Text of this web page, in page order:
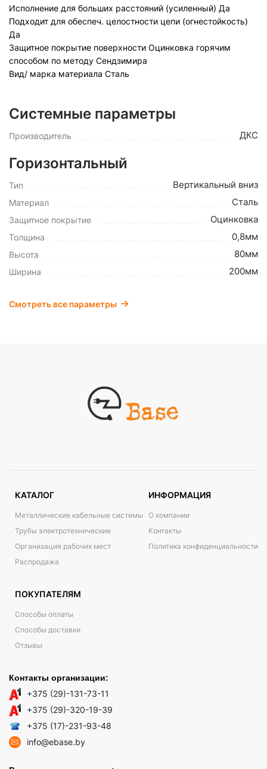
Исполнение для больших расстояний (усиленный) Да
Подходит для обеспеч. целостности цепи (огнестойкость)
Да
Защитное покрытие поверхности Оцинковка горячим
способом по методу Сендзимира
Вид/ марка материала Сталь
Системные параметры
Производитель ДКС
Горизонтальный
Тип Вертикальный вниз
Материал Сталь
Защитное покрытие Оцинковка
Толщина 0,8мм
Высота 80мм
Ширина 200мм
Смотреть все параметры
КАТАЛОГ
Металлические кабельные системы
Трубы электротехнические
Организация рабочих мест
Распродажа
ИНФОРМАЦИЯ
О компании
Контакты
Политика конфиденциальности
ПОКУПАТЕЛЯМ
Способы оплаты
Способы доставки
Отзывы
Контакты организации:
+375 (29)-131-73-11
+375 (29)-320-19-39
+375 (17)-231-93-48
info@ebase.by